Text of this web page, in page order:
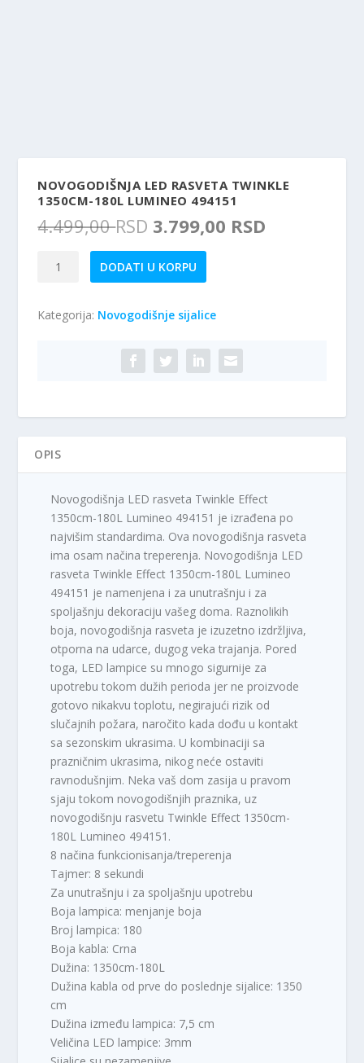
NOVOGODIŠNJA LED RASVETA TWINKLE
1350CM-180L LUMINEO 494151
4.499,00RSD O
i
g
n
l
n
e
j
e
b
i
l
a
:
4
.
4
9
9
,
0
0
R
S
D
.
3.799,00 RSD
a
:
3
.
7
9
9
,
0
0
R
S
D
.
Novogodišnja
Twinkle
DODATI U KORPU
Kategorija: Novogodišnje sijalice
OPIS
Novogodišnja LED rasveta Twinkle Effect
1350cm-180L Lumineo 494151 je izrađena po
najvišim standardima. Ova novogodišnja rasveta
ima osam načina treperenja. Novogodišnja LED
rasveta Twinkle Effect 1350cm-180L Lumineo
494151 je namenjena i za unutrašnju i za
spoljašnju dekoraciju vašeg doma. Raznolikih
boja, novogodišnja rasveta je izuzetno izdržljiva,
otporna na udarce, dugog veka trajanja. Pored
toga, LED lampice su mnogo sigurnije za
upotrebu tokom dužih perioda jer ne proizvode
gotovo nikakvu toplotu, negirajući rizik od
slučajnih požara, naročito kada dođu u kontakt
sa sezonskim ukrasima. U kombinaciji sa
prazničnim ukrasima, nikog neće ostaviti
ravnodušnjim. Neka vaš dom zasija u pravom
sjaju tokom novogodišnjih praznika, uz
novogodišnju rasvetu Twinkle Effect 1350cm-
180L Lumineo 494151.
8 načina funkcionisanja/treperenja
Tajmer: 8 sekundi
Za unutrašnju i za spoljašnju upotrebu
Boja lampica: menjanje boja
Broj lampica: 180
Boja kabla: Crna
Dužina: 1350cm-180L
Dužina kabla od prve do poslednje sijalice: 1350
cm
Dužina između lampica: 7,5 cm
Veličina LED lampice: 3mm